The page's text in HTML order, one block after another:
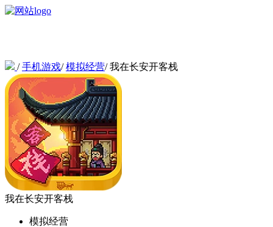
/手机游戏/模拟经营/我在长安开客栈
我在长安开客栈
模拟经营